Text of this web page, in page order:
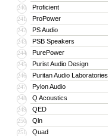
240 Proficient
241 ProPower
242 PS Audio
243 PSB Speakers
244 PurePower
245 Purist Audio Design
246 Puritan Audio Laboratories
247 Pylon Audio
248 Q Acoustics
249 QED
250 Qln
251 Quad